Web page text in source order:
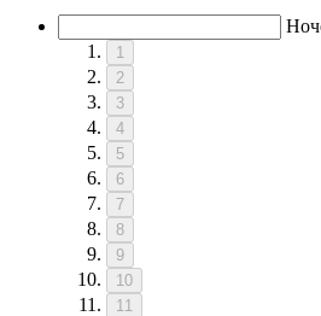
1
2
3
4
5
6
7
8
9
10
11